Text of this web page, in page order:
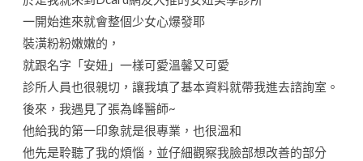
一開始進來就會整個少女心爆發耶
裝潢粉粉嫩嫩的，
就跟名字 「 安妞」 一樣可愛溫馨又可愛
診所人員也很親切，讓我填了基本資料就帶我進去諮詢室。
後來，我遇見了張為峰醫師~
他給我的第一印象就是很專業，也很溫和
他先是聆聽了我的煩惱，並仔細觀察我臉部想改善的部分